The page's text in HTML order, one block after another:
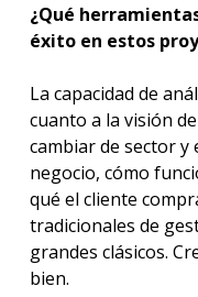
¿Qué
éxito en estos
La capacidad de
cuanto a la visión
cambiar de sector y
negocio, cómo
qué el cliente
tradicionales de
grandes clásicos.
bien.